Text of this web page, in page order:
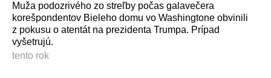
Muža podozrivého zo streľby počas galavečera
korešpondentov Bieleho domu vo Washingtone obvinili
z pokusu o atentát na prezidenta Trumpa. Prípad
vyšetrujú.
tento rok